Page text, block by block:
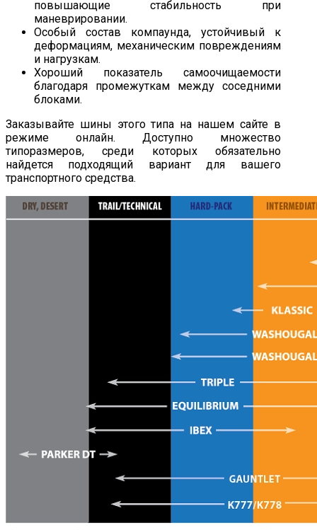
повышающие стабильность при
маневрировании.
Особый состав компаунда, устойчивый к
деформациям, механическим повреждениям
и нагрузкам.
Хороший показатель самоочищаемости
благодаря промежуткам между соседними
блоками.
Заказывайте шины этого типа на нашем сайте в
режиме онлайн. Доступно множество
типоразмеров, среди которых обязательно
найдется подходящий вариант для вашего
транспортного средства.